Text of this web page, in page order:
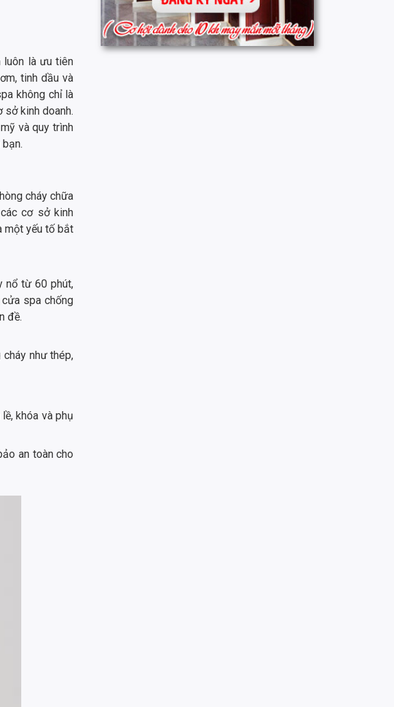
luôn là ưu tiên
tinh dầu và
không chỉ là
sở kinh doanh.
và quy trình
cháy chữa
cơ sở kinh
một yếu tố bắt
nổ từ 60 phút,
spa chống
đề.
như thép,
khóa và phụ
an toàn cho